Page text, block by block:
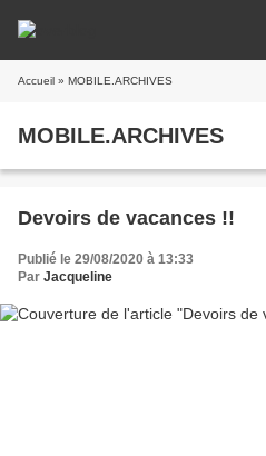
Accueil » MOBILE.ARCHIVES
MOBILE.ARCHIVES
Devoirs de vacances !!
Publié le 29/08/2020 à 13:33
Par Jacqueline